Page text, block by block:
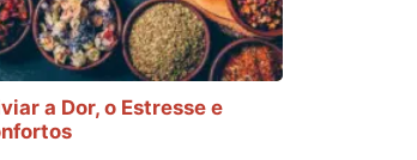
a Dor, o Estresse e